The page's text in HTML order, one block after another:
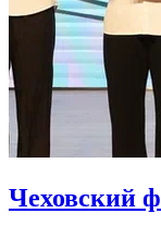
Чеховский